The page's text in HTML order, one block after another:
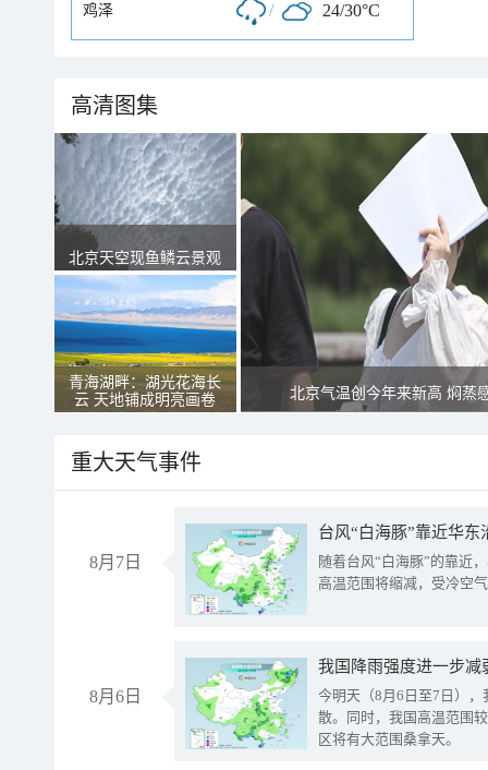
鸡泽 / 24/30°C
高清图集
北京天空现鱼鳞云景观
青海湖畔：湖光花海长
云 天地铺成明亮画卷
北京气温创今年来新高 焖蒸
重大天气事件
8月7日
台风“白海豚”靠近华
随着台风“白海豚”的靠近
高温范围将缩减，受冷空
8月6日
今明天（8月6日至7日）
散。同时，我国高温范围
区将有大范围桑拿天。